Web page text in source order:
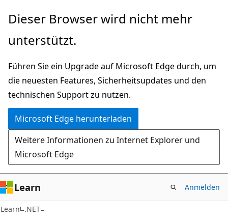
Zu
wechseln
Dieser Browser wird nicht mehr
unterstützt.
Führen Sie ein Upgrade auf Microsoft Edge durch, um
die neuesten Features, Sicherheitsupdates und den
technischen Support zu nutzen.
Microsoft Edge herunterladen
Weitere Informationen zu Internet Explorer und
Microsoft Edge
Learn Anmelden
Learn .NET